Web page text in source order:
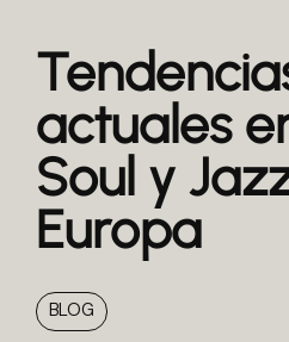
actuales
Soul y
Europa
BLOG